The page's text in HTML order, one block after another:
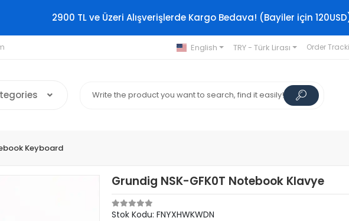
2900 TL ve Üzeri Alışverişlerde Kargo Bedava! (Bayiler için
English TRY - Türk Lirası Order
Keyboard
Grundig NSK-GFK0T Notebook Klavye
Stok Kodu: FNYXHWKWDN